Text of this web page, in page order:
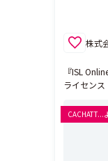
株式
『ISL
ライセン
を大幅に
ンピュータ